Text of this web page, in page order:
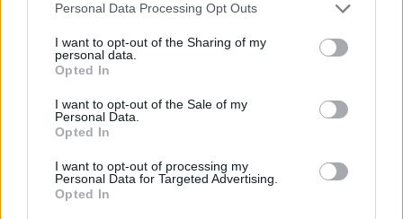
Personal Data Processing Opt Outs
I want to opt-out of the Sharing of my
personal data.
Opted In
I want to opt-out of the Sale of my
Personal Data.
Opted In
I want to opt-out of processing my
Personal Data for Targeted Advertising.
Opted In